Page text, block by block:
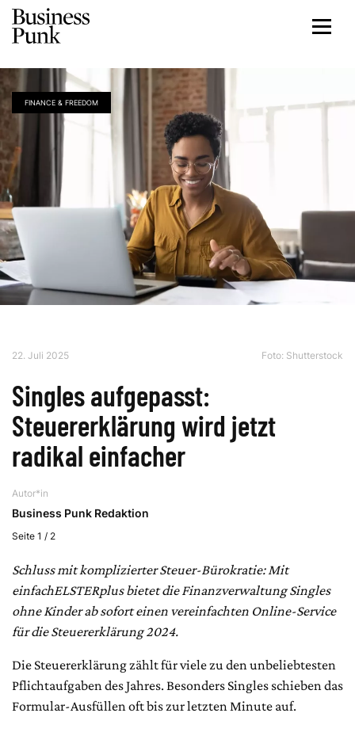
FINANCE & FREEDOM
22. Juli 2025 Foto: Shutterstock
Singles aufgepasst:
Steuererklärung wird jetzt
radikal einfacher
Autor*in
Business Punk Redaktion
Seite 1 / 2
Schluss mit komplizierter Steuer-Bürokratie: Mit
einfachELSTERplus bietet die Finanzverwaltung Singles
ohne Kinder ab sofort einen vereinfachten Online-Service
für die Steuererklärung 2024.
Die Steuererklärung zählt für viele zu den unbeliebtesten
Pflichtaufgaben des Jahres. Besonders Singles schieben das
Formular-Ausfüllen oft bis zur letzten Minute auf.